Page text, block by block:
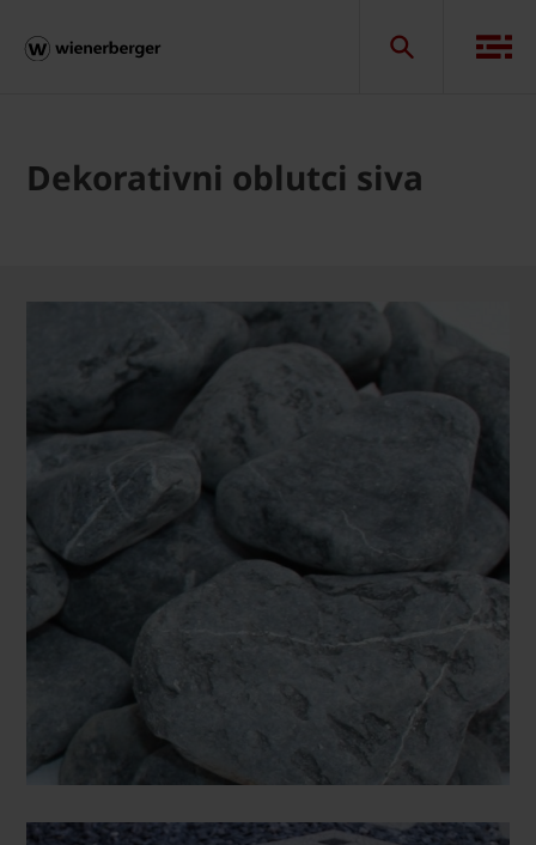
Dekorativni oblutci siva